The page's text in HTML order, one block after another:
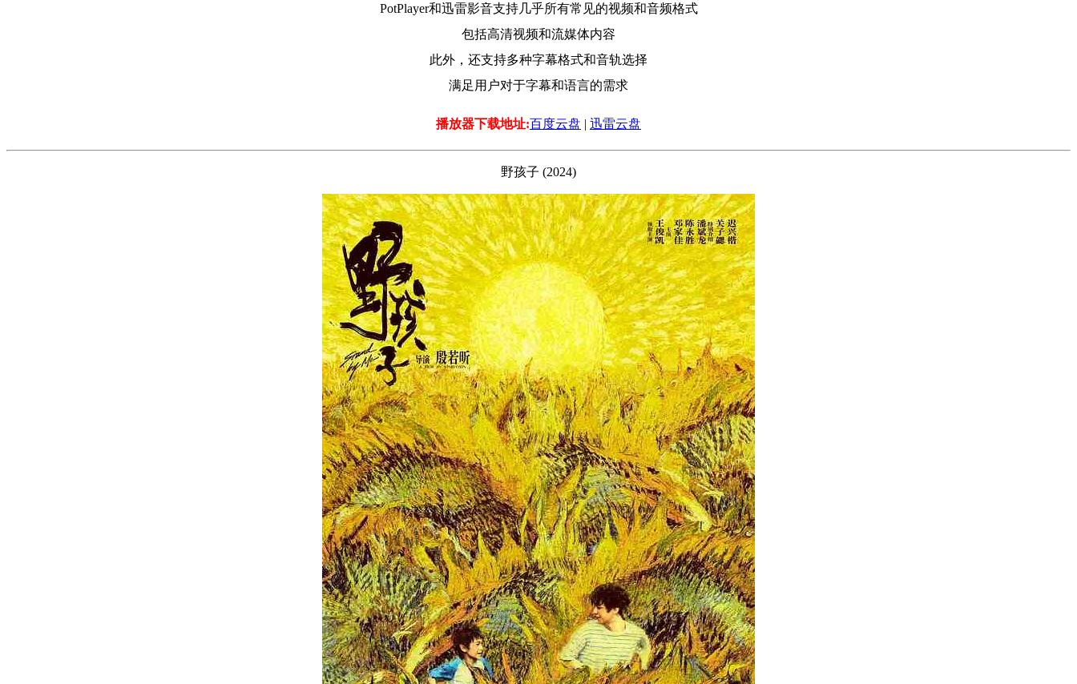
PotPlayer和迅雷影音支持几乎所有常见的视频和音频格式
包括高清视频和流媒体内容
此外，还支持多种字幕格式和音轨选择
满足用户对于字幕和语言的需求
播放器下载地址:百度云盘 | 迅雷云盘
野孩子 (2024)